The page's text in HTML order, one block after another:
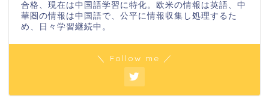
合格、現在は中国語学習に特化。欧米の情報は英語、中
華圏の情報は中国語で、公平に情報収集し処理するた
め、日々学習継続中。
＼ Follow me ／